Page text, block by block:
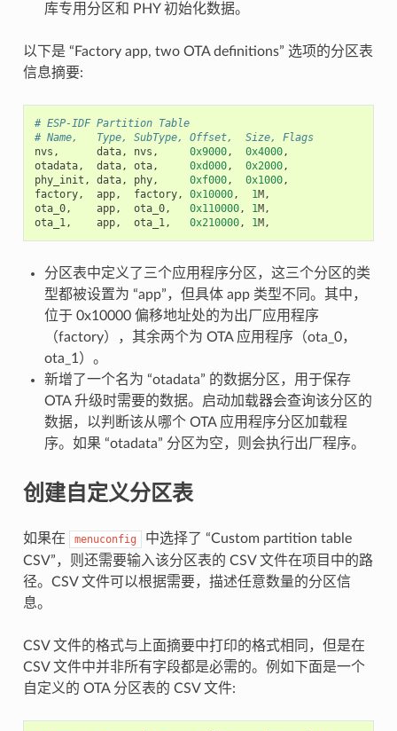
库专用分区和 PHY 初始化数据。
以下是 “Factory app, two OTA definitions” 选项的分区表
信息摘要:
# ESP-IDF Partition Table
# Name,   Type, SubType, Offset,  Size, Flags
nvs , data, nvs , 0x9000, 0x4000,
otadata, data, ota, 0xd000, 0x2000,
phy_init , data, phy, 0xf000, 0x1000,
factory, app, factory, 0x10000, 1M,
ota_0, app, ota_0, 0x110000, 1M,
ota_1, app, ota_1, 0x210000, 1M,
分区表中定义了三个应用程序分区，这三个分区的类
型都被设置为 “app”，但具体 app 类型不同。其中，
位于 0x10000 偏移地址处的为出厂应用程序
（factory），其余两个为 OTA 应用程序（ota_0，
ota_1）。
新增了一个名为 “otadata” 的数据分区，用于保存
OTA 升级时需要的数据。启动加载器会查询该分区的
数据，以判断该从哪个 OTA 应用程序分区加载程
序。如果 “otadata” 分区为空，则会执行出厂程序。
创建自定义分区表
如果在 menuconfig
中选择了 “Custom partition table
CSV”，则还需要输入该分区表的 CSV 文件在项目中的路
径。CSV 文件可以根据需要，描述任意数量的分区信
息。
CSV 文件的格式与上面摘要中打印的格式相同，但是在
CSV 文件中并非所有字段都是必需的。例如下面是一个
自定义的 OTA 分区表的 CSV 文件: